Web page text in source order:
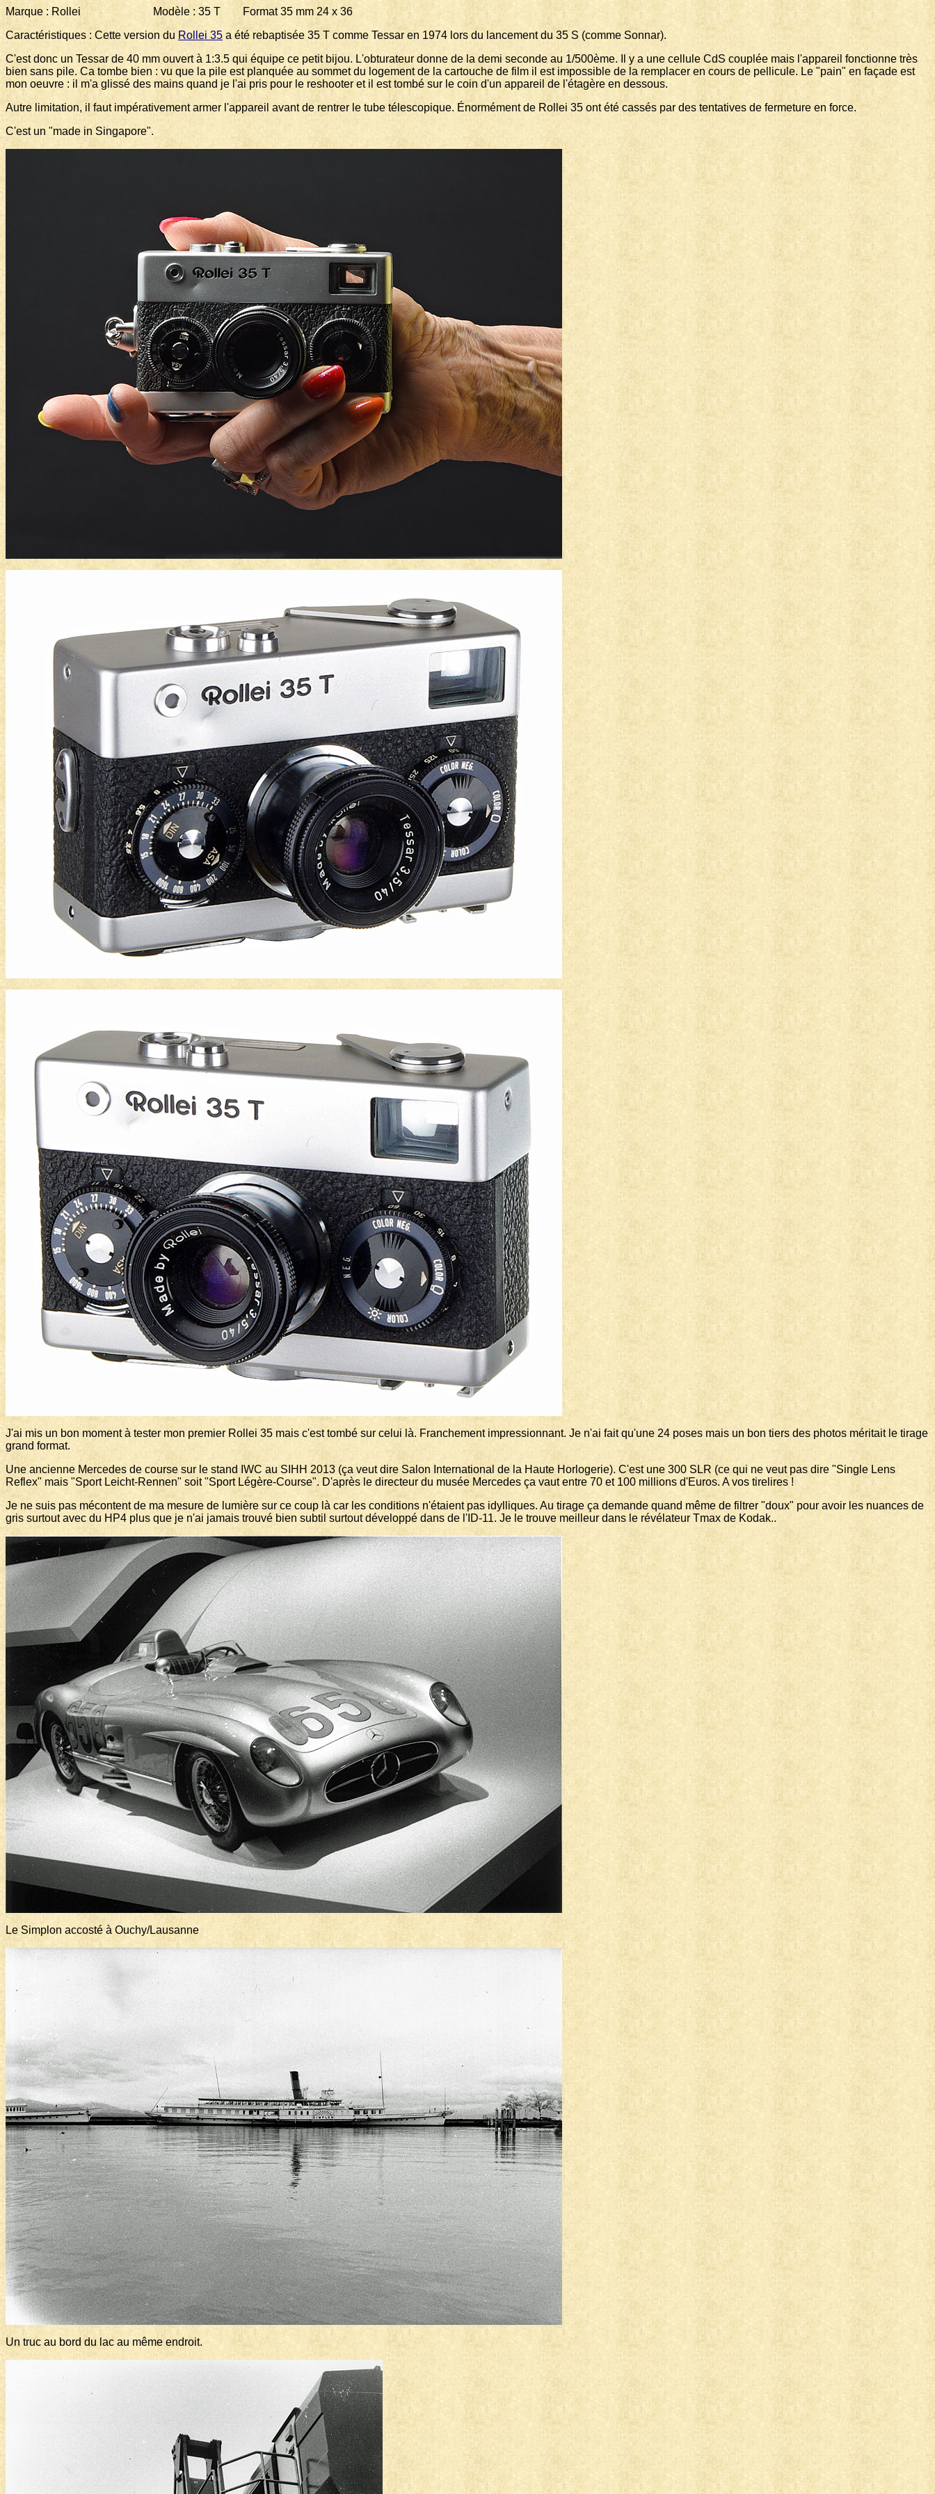
Marque : Rollei Modèle : 35 T Format 35 mm 24 x 36
Caractéristiques : Cette version du Rollei 35 a été rebaptisée 35 T comme Tessar en 1974 lors du lancement du 35 S (comme Sonnar).
C'est donc un Tessar de 40 mm ouvert à 1:3.5 qui équipe ce petit bijou. L'obturateur donne de la demi seconde au 1/500ème. Il y a une cellule CdS couplée mais l'appareil fonctionne très
bien sans pile. Ca tombe bien : vu que la pile est planquée au sommet du logement de la cartouche de film il est impossible de la remplacer en cours de pellicule. Le "pain" en façade est
mon oeuvre : il m'a glissé des mains quand je l'ai pris pour le reshooter et il est tombé sur le coin d'un appareil de l'étagère en dessous.
Autre limitation, il faut impérativement armer l'appareil avant de rentrer le tube télescopique. Énormément de Rollei 35 ont été cassés par des tentatives de fermeture en force.
C'est un "made in Singapore".
J'ai mis un bon moment à tester mon premier Rollei 35 mais c'est tombé sur celui là. Franchement impressionnant. Je n'ai fait qu'une 24 poses mais un bon tiers des photos méritait le tirage
grand format.
Une ancienne Mercedes de course sur le stand IWC au SIHH 2013 (ça veut dire Salon International de la Haute Horlogerie). C'est une 300 SLR (ce qui ne veut pas dire "Single Lens
Reflex" mais "Sport Leicht-Rennen" soit "Sport Légère-Course". D'après le directeur du musée Mercedes ça vaut entre 70 et 100 millions d'Euros. A vos tirelires !
Je ne suis pas mécontent de ma mesure de lumière sur ce coup là car les conditions n'étaient pas idylliques. Au tirage ça demande quand même de filtrer "doux" pour avoir les nuances de
gris surtout avec du HP4 plus que je n'ai jamais trouvé bien subtil surtout développé dans de l'ID-11. Je le trouve meilleur dans le révélateur Tmax de Kodak..
Le Simplon accosté à Ouchy/Lausanne
Un truc au bord du lac au même endroit.